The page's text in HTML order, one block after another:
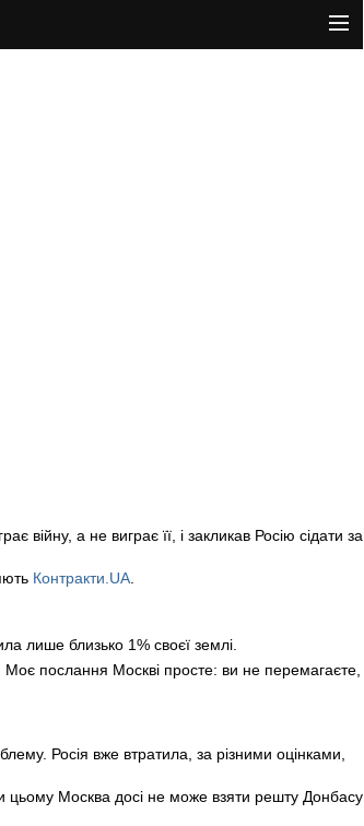
війну, а не виграє її, і закликав Росію сідати за
Контракти.UA
лише близько 1% своєї землі.
Моє послання Москві просте: ви не перемагаєте,
Росія вже втратила, за різними оцінками,
цьому Москва досі не може взяти решту Донбасу